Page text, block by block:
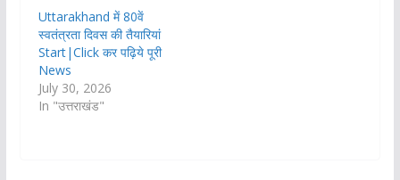
Uttarakhand में 80वें
स्वतंत्रता दिवस की तैयारियां
Start|Click कर पढ़िये पूरी
News
July 30, 2026
In "उत्तराखंड"